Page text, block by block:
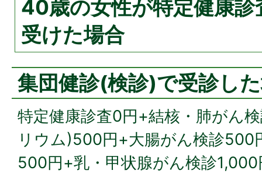
40歳の女性が特定健康診
受けた場合
集団健診(検診)で受診し
特定健康診査0円+結核・肺がん
リウム)500円+大腸がん検診500
500円+乳・甲状腺がん検診